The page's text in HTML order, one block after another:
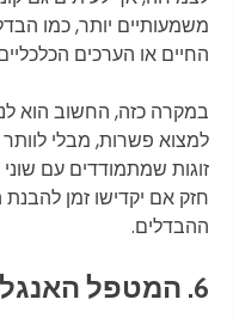
משמעותיים יותר, כמו
החיים או הערכים
במקרה כזה, החשוב הוא
למצוא פשרות, מבלי לוותר
זוגות שמתמודדים עם שוני
חזק אם יקדישו זמן
ההבדלים.
6. המטפל האנגלי